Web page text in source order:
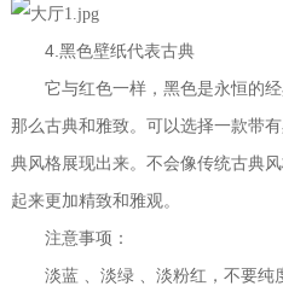
4. 黑色壁纸代表古典
它与红色一样，黑色是永恒的经
那么古典和雅致。可以选择一款带
典风格展现出来。不会像传统古典
起来更加精致和雅观。
注意事项：
淡蓝 、淡绿 、淡粉红，不要纯